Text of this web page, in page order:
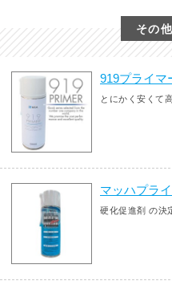
その
919プライマ
とにかく安くて
マッハプラ
硬化促進剤 の決